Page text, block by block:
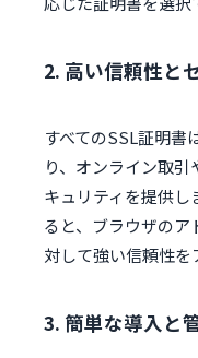
2. 高い信頼性と
すべてのSSL証明書
り、オンライン取
キュリティを提供し
ると、ブラウザの
対して強い信頼性を
3. 簡単な導入と